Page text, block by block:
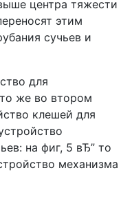
центра тяжести
этим
сучьев и
для
же во втором
клешей для
на фиг, 5 вЂ” то
механизма